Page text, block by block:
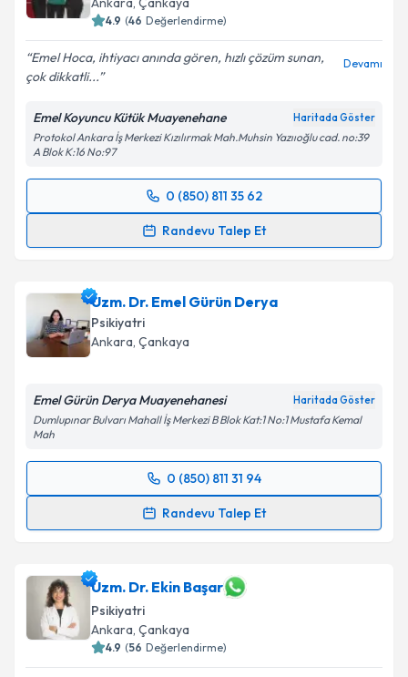
kapsamda işlenmesini kabul ediyorum.
Takvim Talebini Gönder
4.9 (46 Değerlendirme)
Emel Hoca, ihtiyacı anında gören, hızlı çözüm sunan,
çok dikkatli...
Devamı
Emel Koyuncu Kütük Muayenehane Haritada Göster
Protokol Ankara İş Merkezi Kızılırmak Mah.Muhsin Yazııoğlu cad. no:39
A Blok K:16 No:97
0 (850) 811 35 62
Randevu Talep Et
Randevu Takvimi Talebi
için bir takvim hazırlandığında e-posta ile
bilgilendireceğiz.
E-posta Adresiniz
Metni'ni okudum ve kişisel verilerimin belirtilen
kapsamda işlenmesini kabul ediyorum.
Uzm. Dr. Emel Gürün Derya
Psikiyatri
Ankara, Çankaya
Emel Gürün Derya Muayenehanesi Haritada Göster
Dumlupınar Bulvarı Mahall İş Merkezi B Blok Kat:1 No:1 Mustafa Kemal
Mah
0 (850) 811 31 94
Randevu Talep Et
Randevu Takvimi Talebi
için bir takvim hazırlandığında e-posta ile
bilgilendireceğiz.
E-posta Adresiniz
Uzm. Dr. Ekin Başar
Psikiyatri
Ankara, Çankaya
4.9 (56 Değerlendirme)